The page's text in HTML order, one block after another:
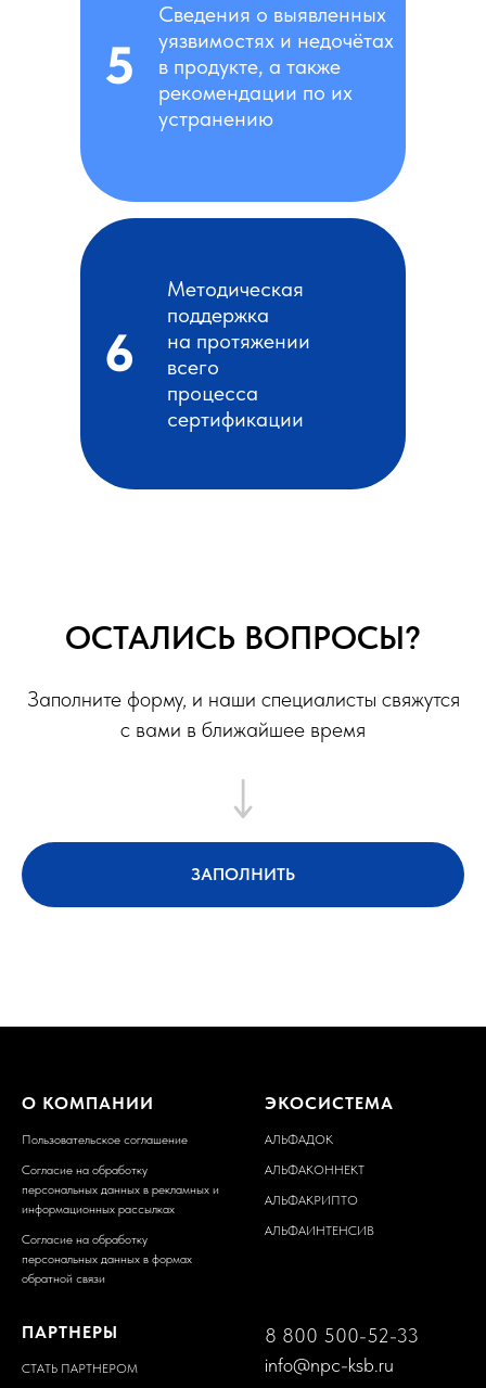
5
6
Сведения о выявленных
уязвимостях и недочётах
в продукте, а также
рекомендации по их
устранению
Методическая
поддержка
на протяжении
всего
процесса
сертификации
ОСТАЛИСЬ ВОПРОСЫ?
Заполните форму, и наши специалисты свяжутся
с вами в ближайшее время
ЗАПОЛНИТЬ
О КОМПАНИИ
Пользовательское соглашение
Согласие на обработку
персональных данных в рекламных и
информационных рассылках
Согласие на обработку
персональных данных в формах
обратной связи
ЭКОСИСТЕМА
АЛЬФАДОК
АЛЬФАКОННЕКТ
АЛЬФАКРИПТО
АЛЬФАИНТЕНСИВ
ПАРТНЕРЫ
СТАТЬ ПАРТНЕРОМ
8 800 500-52-33
info@npc-ksb.ru